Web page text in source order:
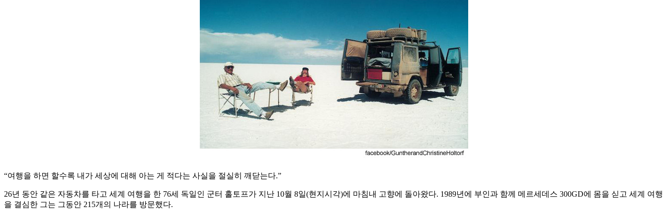
“여행을 하면 할수록 내가 세상에 대해 아는 게 적다는 사실을 절실히 깨닫는다.”
26년 동안 같은 자동차를 타고 세계 여행을 한 76세 독일인 군터 홀토프가 지난 10월 8일(현지시각)에 마침내 고향에 돌아왔다. 1989년에 부인과 함께 메르세데스 300GD에 몸을 싣고 세계 여행
을 결심한 그는 그동안 215개의 나라를 방문했다.